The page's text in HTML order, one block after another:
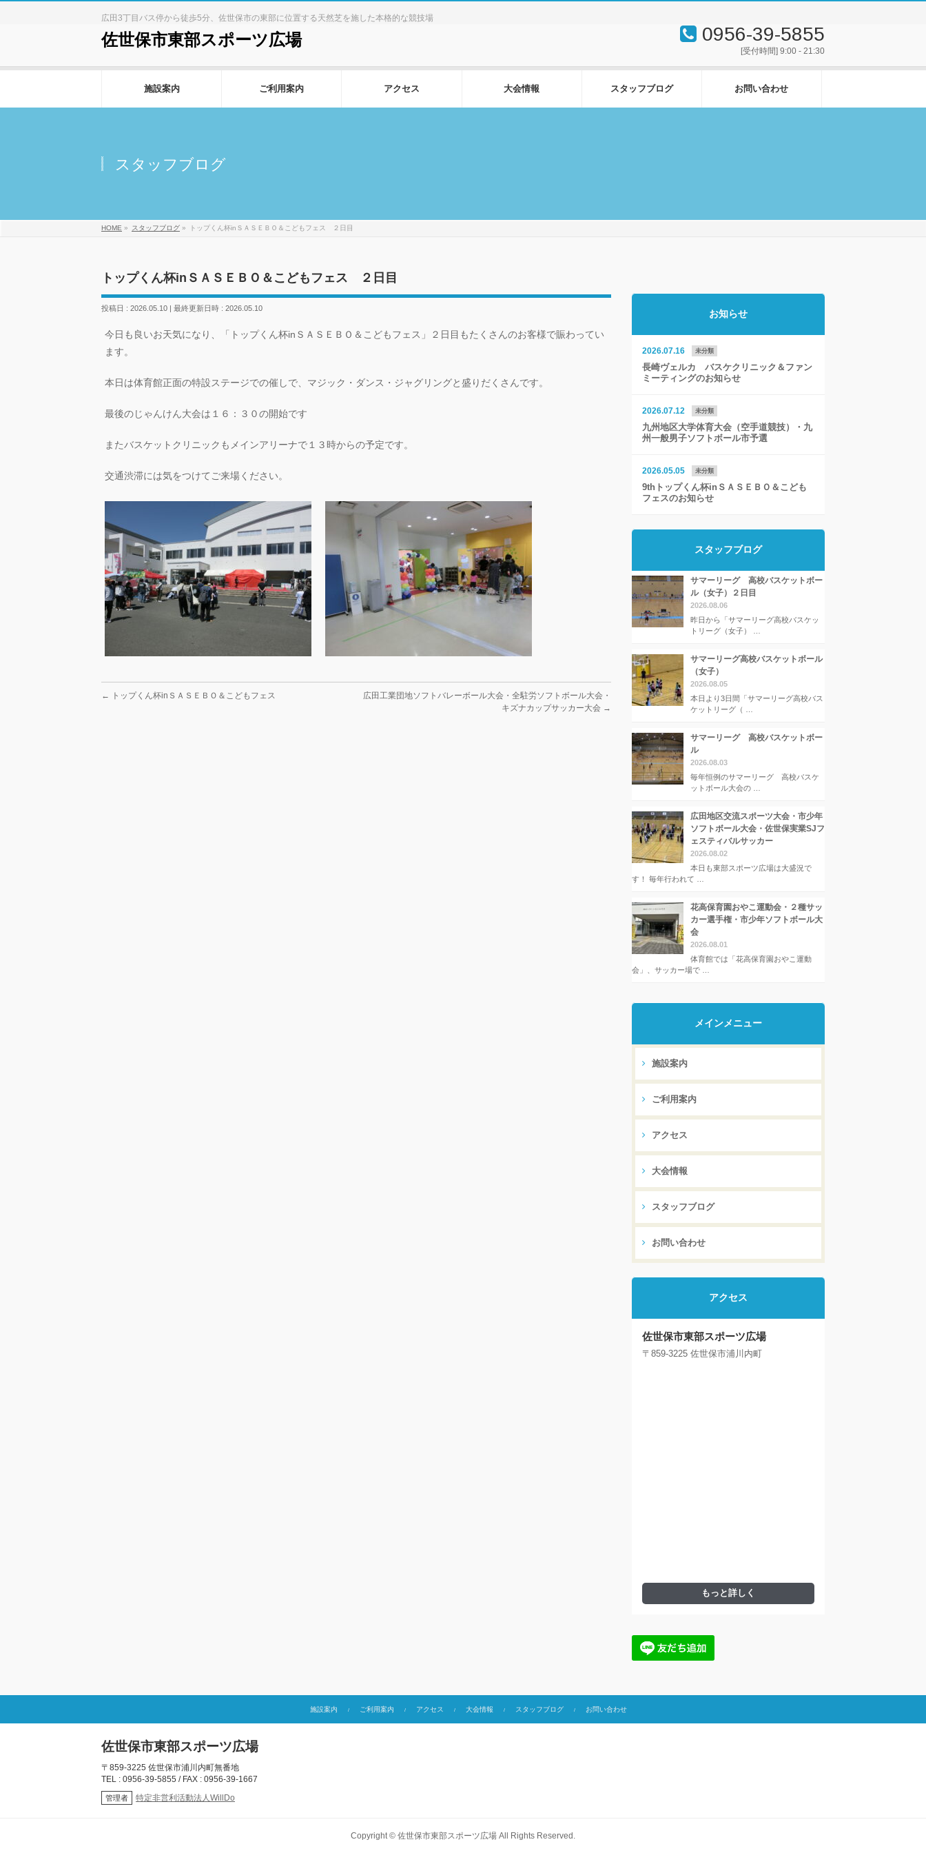
広田3丁目バス停から徒歩5分、佐世保市の東部に位置する天然芝を施した本格的な競技場
佐世保市東部スポーツ広場 0956-39-5855
[受付時間] 9:00 - 21:30
施設案内 ご利用案内 アクセス 大会情報 スタッフブログ お問い合わせ
スタッフブログ
HOME » スタッフブログ » トップくん杯inＳＡＳＥＢＯ＆こどもフェス ２日目
トップくん杯inＳＡＳＥＢＯ＆こどもフェス ２日目
投稿日 : 2026.05.10 最終更新日時 : 2026.05.10
今日も良いお天気になり、「トップくん杯inＳＡＳＥＢＯ＆こどもフェス」２日目もたくさんのお客様で賑わってい
ます。
本日は体育館正面の特設ステージでの催しで、マジック・ダンス・ジャグリングと盛りだくさんです。
最後のじゃんけん大会は１６：３０の開始です
またバスケットクリニックもメインアリーナで１３時からの予定です。
交通渋滞には気をつけてご来場ください。
← トップくん杯inＳＡＳＥＢＯ＆こどもフェス
広田工業団地ソフトバレーボール大会・全駐労ソフトボール大会・
キズナカップサッカー大会 →
お知らせ
2026.07.16 未分類
長崎ヴェルカ バスケクリニック＆ファン
ミーティングのお知らせ
2026.07.12 未分類
九州地区大学体育大会（空手道競技）・九
州一般男子ソフトボール市予選
2026.05.05 未分類
9thトップくん杯inＳＡＳＥＢＯ＆こども
フェスのお知らせ
スタッフブログ
サマーリーグ 高校バスケットボー
ル（女子）２日目
2026.08.06
昨日から「サマーリーグ高校バスケッ
トリーグ（女子） …
サマーリーグ高校バスケットボール
（女子）
2026.08.05
本日より3日間「サマーリーグ高校バス
ケットリーグ（ …
サマーリーグ 高校バスケットボー
ル
2026.08.03
毎年恒例のサマーリーグ 高校バスケ
ットボール大会の …
広田地区交流スポーツ大会・市少年
ソフトボール大会・佐世保実業SJフ
ェスティバルサッカー
2026.08.02
本日も東部スポーツ広場は大盛況で
す！ 毎年行われて …
花高保育園おやこ運動会・２種サッ
カー選手権・市少年ソフトボール大
会
2026.08.01
体育館では「花高保育園おやこ運動
会」、サッカー場で …
メインメニュー
施設案内
ご利用案内
アクセス
大会情報
スタッフブログ
お問い合わせ
アクセス
佐世保市東部スポーツ広場
〒859-3225 佐世保市浦川内町
もっと詳しく
施設案内 ご利用案内 アクセス 大会情報 スタッフブログ お問い合わせ
佐世保市東部スポーツ広場
〒859-3225 佐世保市浦川内町無番地
TEL : 0956-39-5855 / FAX : 0956-39-1667
管理者 特定非営利活動法人WillDo
Copyright © 佐世保市東部スポーツ広場 All Rights Reserved.